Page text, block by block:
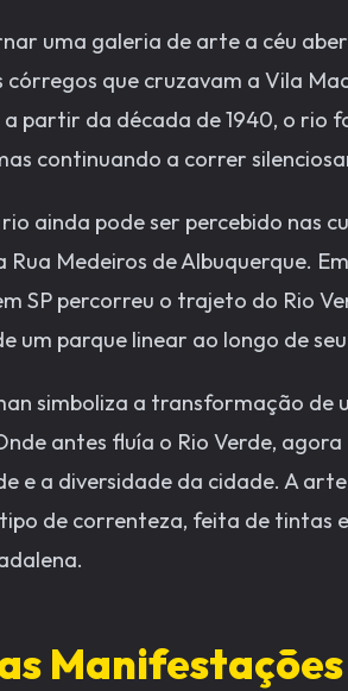
uma galeria de arte a céu
córregos que cruzavam a Vila
a partir da década de 1940, o rio
continuando a correr
ainda pode ser percebido nas
Medeiros de Albuquerque.
SP percorreu o trajeto do Rio
um parque linear ao longo de
simboliza a transformação de
antes fluía o Rio Verde,
e a diversidade da cidade. A
de correnteza, feita de tintas